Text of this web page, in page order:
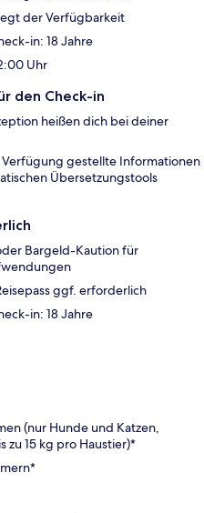
der Verfügbarkeit
in: 18 Jahre
Uhr
den Check-in
heißen dich bei deiner
gestellte Informationen
Übersetzungstools
Bargeld-Kaution für
ggf. erforderlich
in: 18 Jahre
(nur Hunde und Katzen,
zu 15 kg pro Haustier)*